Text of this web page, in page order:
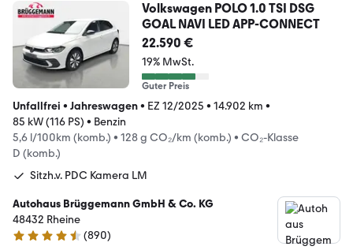
Volkswagen POLO 1.0 TSI DSG
GOAL NAVI LED APP-CONNECT
22.590 €
19% MwSt.
Guter Preis
Unfallfrei • Jahreswagen• EZ 12/2025 • 14.902 km •
85 kW (116 PS) • Benzin
5,6 l/100km (komb.) • 128 g CO₂/km (komb.) • CO₂-Klasse
D (komb.)
Sitzh.v. PDC Kamera LM
Autohaus Brüggemann GmbH & Co. KG
48432 Rheine
4.7 Sterne
(890)